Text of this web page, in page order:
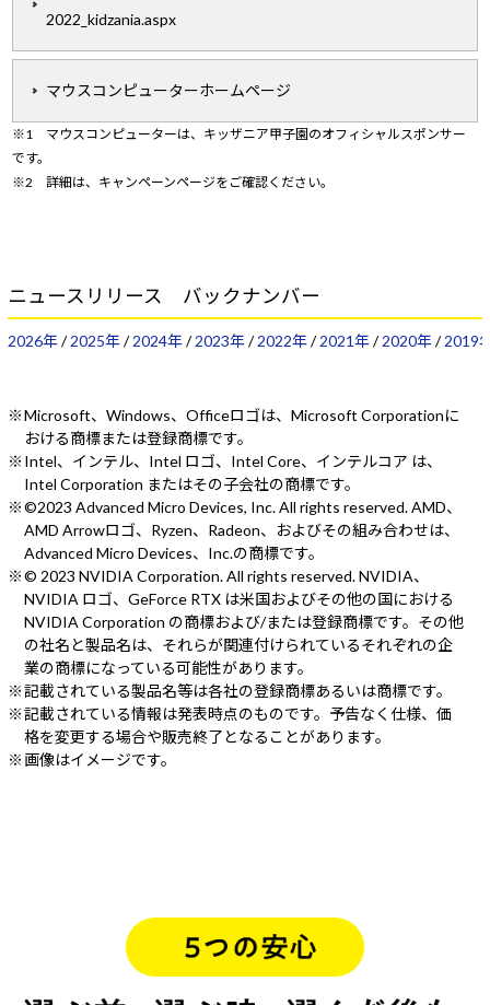
2022_kidzania.aspx
マウスコンピューターホームページ
※1 マウスコンピューターは、キッザニア甲子園のオフィシャルスポンサー
です。
※2 詳細は、キャンペーンページをご確認ください。
ニュースリリース バックナンバー
2026年/2025年/2024年/2023年/2022年/2021年/2020年/2019
Microsoft、Windows、Officeロゴは、Microsoft Corporationに
おける商標または登録商標です。
Intel、インテル、Intel ロゴ、Intel Core、インテルコア は、
Intel Corporation またはその子会社の商標です。
©2023 Advanced Micro Devices, Inc. All rights reserved. AMD、
AMD Arrowロゴ、Ryzen、Radeon、およびその組み合わせは、
Advanced Micro Devices、Inc.の商標です。
© 2023 NVIDIA Corporation. All rights reserved. NVIDIA、
NVIDIA ロゴ、GeForce RTX は米国およびその他の国における
NVIDIA Corporation の商標および/または登録商標です。その他
の社名と製品名は、それらが関連付けられているそれぞれの企
業の商標になっている可能性があります。
記載されている製品名等は各社の登録商標あるいは商標です。
記載されている情報は発表時点のものです。予告なく仕様、価
格を変更する場合や販売終了となることがあります。
画像はイメージです。